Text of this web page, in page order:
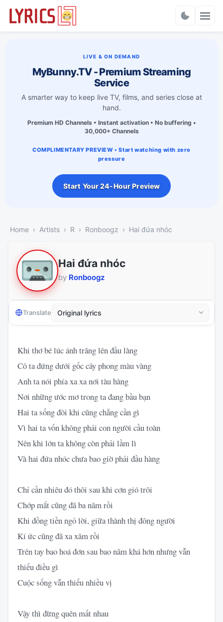
LIVE & ON DEMAND
MyBunny.TV - Premium Streaming
Service
A smarter way to keep live TV, films, and series close at
hand.
Premium HD Channels • Instant activation • No buffering •
30,000+ Channels
COMPLIMENTARY PREVIEW • Start watching with zero
pressure
Start Your 24-Hour Preview
Home Artists R Ronboogz Hai đứa nhóc
Hai đứa nhóc
by Ronboogz
Translate
Khi thơ bé lúc ánh trăng lên đầu làng
Cô ta đứng dưới gốc cây phong màu vàng
Anh ta nói phía xa xa nơi tàu hàng
Nơi những ước mơ trong ta đang bầu bạn
Hai ta sống đôi khi cũng chẳng cần gì
Vì hai ta vốn không phải con người cầu toàn
Nên khi lớn ta không còn phải lầm lì
Và hai đứa nhóc chưa bao giờ phải đầu hàng
Chỉ cần nhiêu đó thôi sau khi cơn gió trôi
Chớp mắt cũng đã ba năm rồi
Khi đồng tiền ngỏ lời, giữa thành thị đông người
Kí ức cũng đã xa xăm rồi
Trên tay bao hoá đơn sau bao năm khá hơn nhưng vẫn
thiếu điều gì
Cuộc sống vẫn thiếu nhiều vị
Vậy thì đừng quên mất nhau